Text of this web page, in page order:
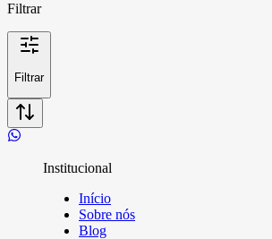
Filtrar
Filtrar
Institucional
Início
Sobre nós
Blog